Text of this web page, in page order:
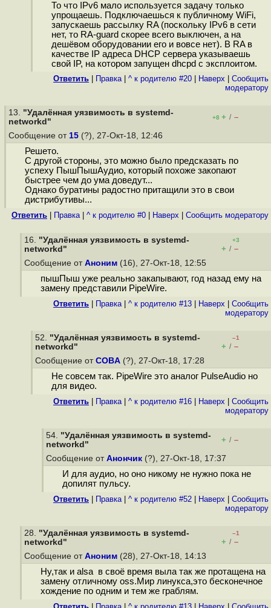
То что IPv6 мало используется задачу только
упрощаешь. Подключаешься к публичному WiFi,
запускаешь рассылку RA (поскольку IPv6 в сети
нет, то RA-guard скорее всего выключен, а на
дешёвом оборудовании его и вовсе нет). В RA в
качестве IP адреса DHCP сервера указываешь
свой IP, на котором запущен dhcpd с эксплоитом.
Ответить Правка| ^ к родителю #20 Наверх
Cообщить
модератору
13. "Удалённая уязвимость в systemd-
networkd"
+8 + / –
Сообщение от 15 (?), 27-Окт-18, 12:46
Решeто.
С другой стороны, это можно было предсказать по
успеху ПышПышАудио, который похоже закопают
быстрее чем до ума доведут...
Однако буратины радостно притащили это в свои
дистрибутивы...
Ответить Правка| ^ к родителю #0 Наверх Cообщить модератору
16. "Удалённая уязвимость в systemd-
networkd"
+3
+ / –
Сообщение от Аноним (16), 27-Окт-18, 12:55
пышПыш уже реально закапывают, год назад ему на
замену представили PipeWire.
Ответить Правка| ^ к родителю #13 Наверх
Cообщить
модератору
52. "Удалённая уязвимость в systemd-
networkd"
–1
+ / –
Сообщение от COBA (?), 27-Окт-18, 17:28
Не совсем так. PipeWire это аналог PulseAudio но
для видео.
Ответить Правка| ^ к родителю #16 Наверх
Cообщить
модератору
54. "Удалённая уязвимость в systemd-
networkd"
+ / –
Сообщение от Анончик (?), 27-Окт-18, 17:37
И для аудио, но оно никому не нужно пока не
допилят пульсу.
Ответить Правка| ^ к родителю #52 Наверх
Cообщить
модератору
28. "Удалённая уязвимость в systemd-
networkd"
–1
+ / –
Сообщение от Аноним (28), 27-Окт-18, 14:13
Ну,так и alsa в своё время выла так же протащена на
замену отличному oss.Мир линукса,это бесконечное
хождение по одним и тем же граблям.